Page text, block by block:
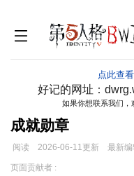
点此查
好记的网址：
如果你想联系我们
成就勋章
阅读 2026-06-11更新 最新编
跳
跳
页面贡献者 :